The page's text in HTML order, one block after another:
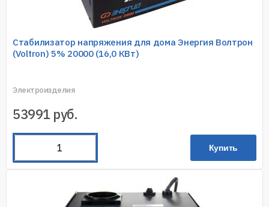
Стабилизатор напряжения для дома Энергия Волтрон
(Voltron) 5% 20000 (16,0 КВт)
Электроизделия
53991 руб.
Купить